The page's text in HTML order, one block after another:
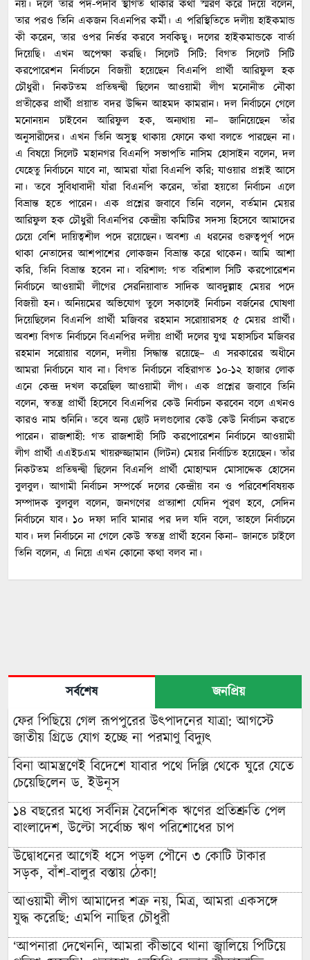
নয়। দলে তাঁর পদ-পদবি স্থগিত থাকার কথা স্মরণ করে দিয়ে বলেন,
তার পরও তিনি একজন বিএনপির কর্মী। এ পরিস্থিতিতে দলীয় হাইকমান্ড
কী করেন, তার ওপর নির্ভর করবে সবকিছু। দলের হাইকমান্ডকে বার্তা
দিয়েছি। এখন অপেক্ষা করছি। সিলেট সিটি: বিগত সিলেট সিটি
করপোরেশন নির্বাচনে বিজয়ী হয়েছেন বিএনপি প্রার্থী আরিফুল হক
চৌধুরী। নিকটতম প্রতিদ্বন্দ্বী ছিলেন আওয়ামী লীগ মনোনীত নৌকা
প্রতীকের প্রার্থী প্রয়াত বদর উদ্দিন আহমদ কামরান। দল নির্বাচনে গেলে
মনোনয়ন চাইবেন আরিফুল হক, অন্যথায় না– জানিয়েছেন তাঁর
অনুসারীদের। এখন তিনি অসুস্থ থাকায় ফোনে কথা বলতে পারছেন না।
এ বিষয়ে সিলেট মহানগর বিএনপি সভাপতি নাসিম হোসাইন বলেন, দল
যেহেতু নির্বাচনে যাবে না, আমরা যাঁরা বিএনপি করি; যাওয়ার প্রশ্নই আসে
না। তবে সুবিধাবাদী যাঁরা বিএনপি করেন, তাঁরা হয়তো নির্বাচন এলে
বিভ্রান্ত হতে পারেন। এক প্রশ্নের জবাবে তিনি বলেন, বর্তমান মেয়র
আরিফুল হক চৌধুরী বিএনপির কেন্দ্রীয় কমিটির সদস্য হিসেবে আমাদের
চেয়ে বেশি দায়িত্বশীল পদে রয়েছেন। অবশ্য এ ধরনের গুরুত্বপূর্ণ পদে
থাকা নেতাদের আশপাশের লোকজন বিভ্রান্ত করে থাকেন। আমি আশা
করি, তিনি বিভ্রান্ত হবেন না। বরিশাল: গত বরিশাল সিটি করপোরেশন
নির্বাচনে আওয়ামী লীগের সেরনিয়াবাত সাদিক আবদুল্লাহ মেয়র পদে
বিজয়ী হন। অনিয়মের অভিযোগ তুলে সকালেই নির্বাচন বর্জনের ঘোষণা
দিয়েছিলেন বিএনপি প্রার্থী মজিবর রহমান সরোয়ারসহ ৫ মেয়র প্রার্থী।
অবশ্য বিগত নির্বাচনে বিএনপির দলীয় প্রার্থী দলের যুগ্ম মহাসচিব মজিবর
রহমান সরোয়ার বলেন, দলীয় সিদ্ধান্ত রয়েছে– এ সরকারের অধীনে
আমরা নির্বাচনে যাব না। বিগত নির্বাচনে বহিরাগত ১০-১২ হাজার লোক
এনে কেন্দ্র দখল করেছিল আওয়ামী লীগ। এক প্রশ্নের জবাবে তিনি
বলেন, স্বতন্ত্র প্রার্থী হিসেবে বিএনপির কেউ নির্বাচন করবেন বলে এখনও
কারও নাম শুনিনি। তবে অন্য ছোট দলগুলোর কেউ কেউ নির্বাচন করতে
পারেন। রাজশাহী: গত রাজশাহী সিটি করপোরেশন নির্বাচনে আওয়ামী
লীগ প্রার্থী এএইচএম খায়রুজ্জামান (লিটন) মেয়র নির্বাচিত হয়েছেন। তাঁর
নিকটতম প্রতিদ্বন্দ্বী ছিলেন বিএনপি প্রার্থী মোহাম্মদ মোসাদ্দেক হোসেন
বুলবুল। আগামী নির্বাচন সম্পর্কে দলের কেন্দ্রীয় বন ও পরিবেশবিষয়ক
সম্পাদক বুলবুল বলেন, জনগণের প্রত্যাশা যেদিন পূরণ হবে, সেদিন
নির্বাচনে যাব। ১০ দফা দাবি মানার পর দল যদি বলে, তাহলে নির্বাচনে
যাব। দল নির্বাচনে না গেলে কেউ স্বতন্ত্র প্রার্থী হবেন কিনা– জানতে চাইলে
তিনি বলেন, এ নিয়ে এখন কোনো কথা বলব না।
সর্বশেষ জনপ্রিয়
ফের পিছিয়ে গেল রূপপুরের উৎপাদনের যাত্রা: আগস্টে
জাতীয় গ্রিডে যোগ হচ্ছে না পরমাণু বিদ্যুৎ
বিনা আমন্ত্রণেই বিদেশে যাবার পথে দিল্লি থেকে ঘুরে যেতে
চেয়েছিলেন ড. ইউনূস
১৪ বছরের মধ্যে সর্বনিম্ন বৈদেশিক ঋণের প্রতিশ্রুতি পেল
বাংলাদেশ, উল্টো সর্বোচ্চ ঋণ পরিশোধের চাপ
উদ্বোধনের আগেই ধসে পড়ল পৌনে ৩ কোটি টাকার
সড়ক, বাঁশ-বালুর বস্তায় ঠেকা!
আওয়ামী লীগ আমাদের শত্রু নয়, মিত্র, আমরা একসঙ্গে
যুদ্ধ করেছি: এমপি নাছির চৌধুরী
‘আপনারা দেখেননি, আমরা কীভাবে থানা জ্বালিয়ে পিটিয়ে